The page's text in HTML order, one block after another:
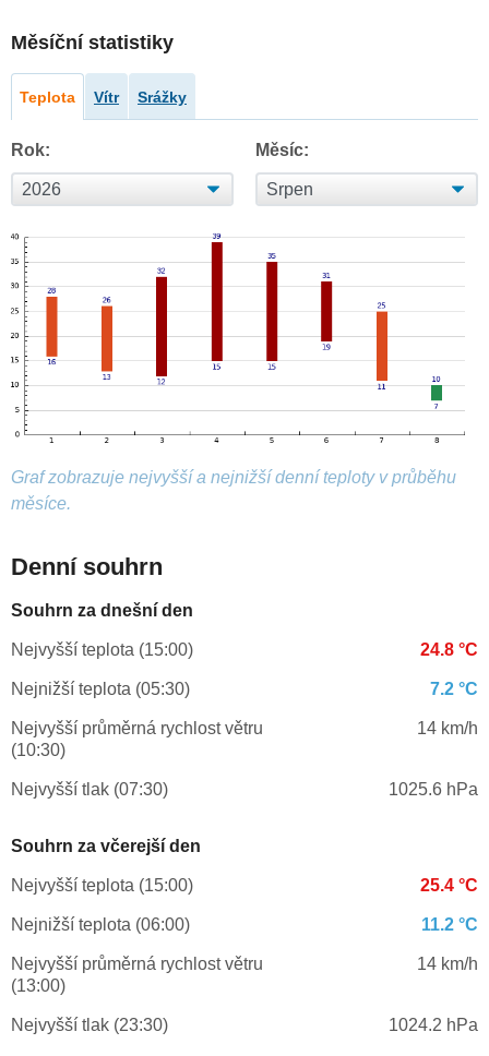
Měsíční statistiky
Teplota Vítr Srážky
Rok: Měsíc:
Graf zobrazuje nejvyšší a nejnižší denní teploty v průběhu
měsíce.
Denní souhrn
Souhrn za dnešní den
Nejvyšší teplota (15:00) 24.8 °C
Nejnižší teplota (05:30) 7.2 °C
Nejvyšší průměrná rychlost větru
(10:30)
14 km/h
Nejvyšší tlak (07:30) 1025.6 hPa
Souhrn za včerejší den
Nejvyšší teplota (15:00) 25.4 °C
Nejnižší teplota (06:00) 11.2 °C
Nejvyšší průměrná rychlost větru
(13:00)
14 km/h
Nejvyšší tlak (23:30) 1024.2 hPa